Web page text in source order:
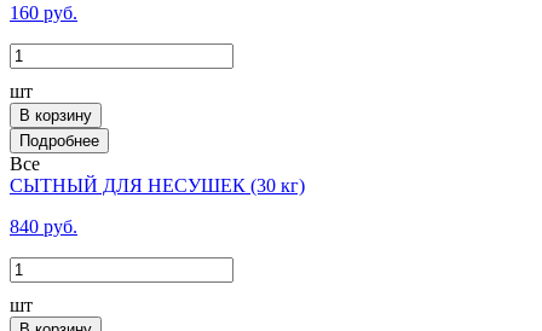
160 руб.
шт
В корзину
Все
СЫТНЫЙ ДЛЯ НЕСУШЕК (30 кг)
840 руб.
шт